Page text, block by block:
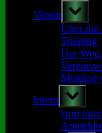
Verein
Toggle
sub-
menu
Über die
Training
Der
Mitglied
Intern
Toggle
sub-
menu
zum